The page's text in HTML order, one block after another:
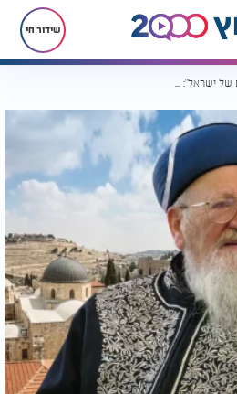
שידור חי
"אביהם של ישראל": כמה עובדות מרתקות על הרב מדרכי אליהו